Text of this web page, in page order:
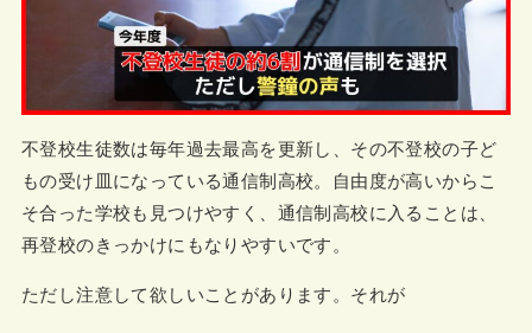
不登校生徒数は毎年過去最高を更新し、その不登校の子ど
もの受け皿になっている通信制高校。自由度が高いからこ
そ合った学校も見つけやすく、通信制高校に入ることは、
再登校のきっかけにもなりやすいです。
ただし注意して欲しいことがあります。それが